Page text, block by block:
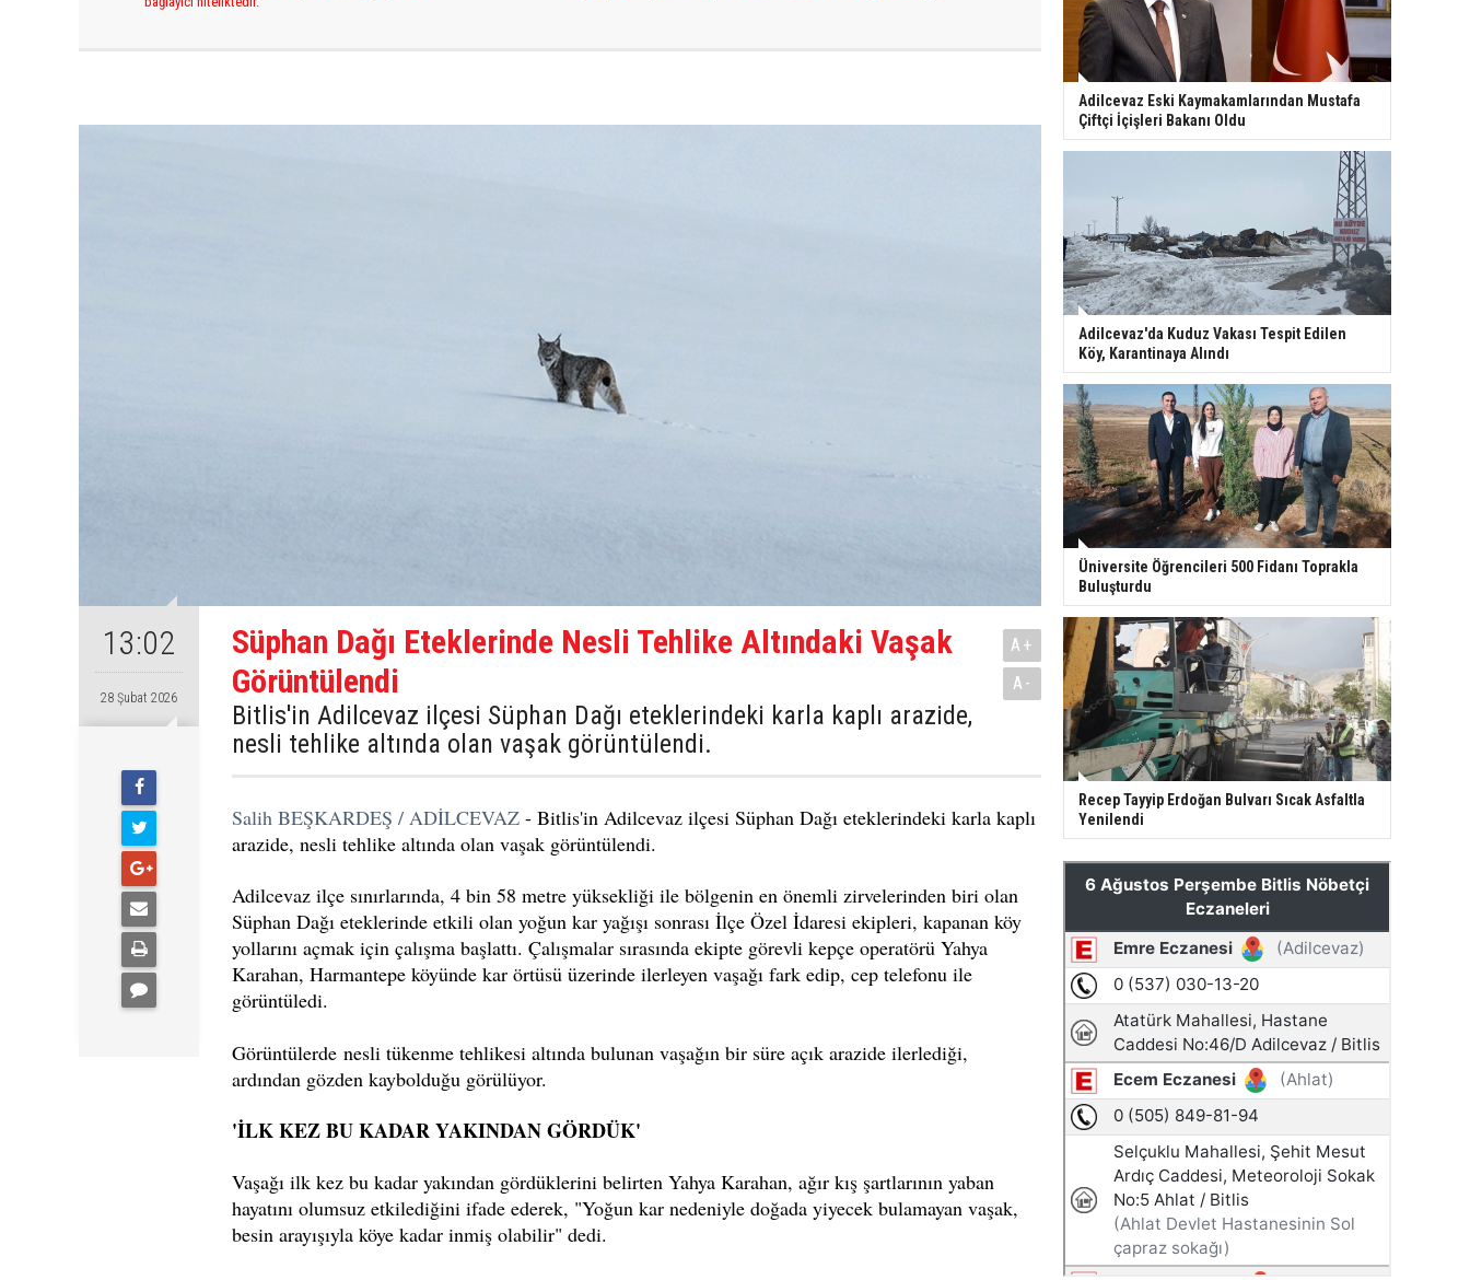
13:02
28 Şubat 2026
Süphan Dağı Eteklerinde Nesli Tehlike Altındaki Vaşak
Görüntülendi
Bitlis'in Adilcevaz ilçesi Süphan Dağı eteklerindeki karla kaplı arazide,
nesli tehlike altında olan vaşak görüntülendi.
A+
A-
Salih BEŞKARDEŞ / ADİLCEVAZ - Bitlis'in Adilcevaz ilçesi Süphan Dağı eteklerindeki karla kaplı
arazide, nesli tehlike altında olan vaşak görüntülendi.
Adilcevaz ilçe sınırlarında, 4 bin 58 metre yüksekliği ile bölgenin en önemli zirvelerinden biri olan
Süphan Dağı eteklerinde etkili olan yoğun kar yağışı sonrası İlçe Özel İdaresi ekipleri, kapanan köy
yollarını açmak için çalışma başlattı. Çalışmalar sırasında ekipte görevli kepçe operatörü Yahya
Karahan, Harmantepe köyünde kar örtüsü üzerinde ilerleyen vaşağı fark edip, cep telefonu ile
görüntüledi.
Görüntülerde nesli tükenme tehlikesi altında bulunan vaşağın bir süre açık arazide ilerlediği,
ardından gözden kaybolduğu görülüyor.
'İLK KEZ BU KADAR YAKINDAN GÖRDÜK'
Vaşağı ilk kez bu kadar yakından gördüklerini belirten Yahya Karahan, ağır kış şartlarının yaban
hayatını olumsuz etkilediğini ifade ederek, "Yoğun kar nedeniyle doğada yiyecek bulamayan vaşak,
besin arayışıyla köye kadar inmiş olabilir" dedi.
Adilcevaz Eski Kaymakamlarından Mustafa
Çiftçi İçişleri Bakanı Oldu
Adilcevaz'da Kuduz Vakası Tespit Edilen
Köy, Karantinaya Alındı
Üniversite Öğrencileri 500 Fidanı Toprakla
Buluşturdu
Recep Tayyip Erdoğan Bulvarı Sıcak Asfaltla
Yenilendi